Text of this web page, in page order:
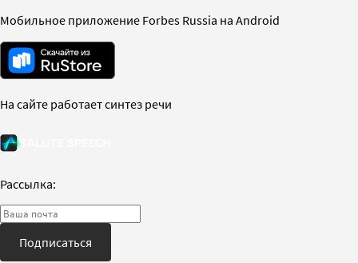
Мобильное приложение Forbes Russia на Android
На сайте работает синтез речи
Рассылка:
Подписаться